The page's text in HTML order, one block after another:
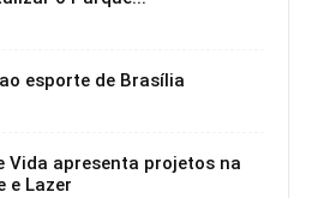
esporte de Brasília
Vida apresenta projetos na
e Lazer